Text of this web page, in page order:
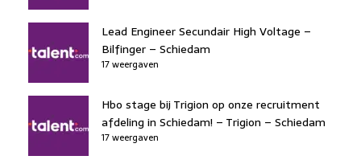
Lead Engineer Secundair High Voltage –
Bilfinger – Schiedam
17 weergaven
Hbo stage bij Trigion op onze recruitment
afdeling in Schiedam! – Trigion – Schiedam
17 weergaven